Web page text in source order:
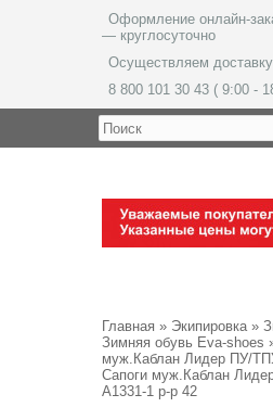
Оформление онлайн-
— круглосуточно
Осуществляем
8 800 101 30 43 ( 9:00 -
Главная » Экипировка»
Зимняя обувь Eva-shoes
муж.Каблан Лидер ПУ/
Сапоги муж.Каблан
A1331-1 р-р 42